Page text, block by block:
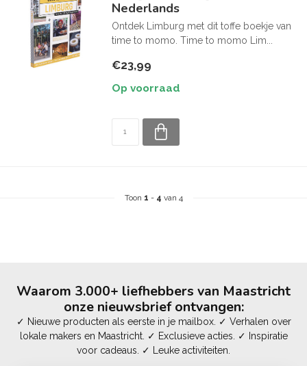
Nederlands
Ontdek Limburg met dit toffe boekje van
time to momo. Time to momo Lim...
€23,99
Op voorraad
Toon 1 - 4 van 4
Waarom 3.000+ liefhebbers van Maastricht
onze nieuwsbrief ontvangen:
✓ Nieuwe producten als eerste in je mailbox. ✓ Verhalen over
lokale makers en Maastricht. ✓ Exclusieve acties. ✓ Inspiratie
voor cadeaus. ✓ Leuke activiteiten.